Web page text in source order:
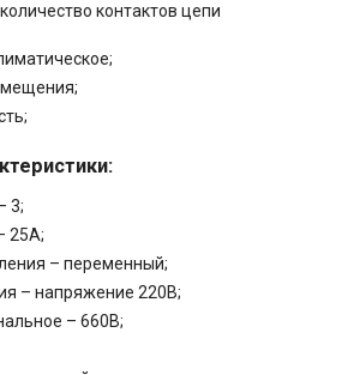
контактов цепи
3;
25А;
– переменный;
– напряжение 220В;
– 660В;